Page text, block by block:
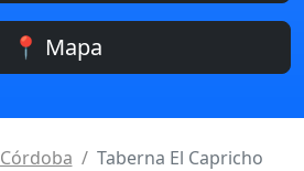
📍 Mapa
Córdoba Taberna El Capricho